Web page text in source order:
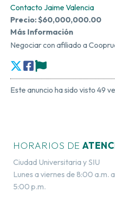
Contacto Jaime Valencia
Precio:$60,000,000.00
Más Información
Negociar con afiliado a
Este anuncio ha sido visto 49
HORARIOS DE
Ciudad Universitaria y SIU
Lunes a viernes de 8:00 a.m.
5:00 p.m.